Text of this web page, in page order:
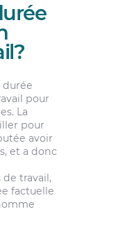
durée
pour
La
pour
avoir
et a donc
travail,
factuelle